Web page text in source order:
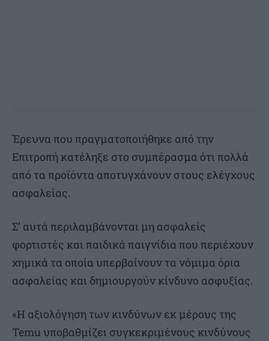
Έρευνα που πραγματοποιήθηκε από την
Επιτροπή κατέληξε στο συμπέρασμα ότι πολλά
από τα προϊόντα αποτυγχάνουν στους ελέγχους
ασφαλείας.
Σ’ αυτά περιλαμβάνονται μη ασφαλείς
φορτιστές και παιδικά παιγνίδια που περιέχουν
χημικά τα οποία υπερβαίνουν τα νόμιμα όρια
ασφαλείας και δημιουργούν κίνδυνο ασφυξίας.
«Η αξιολόγηση των κινδύνων εκ μέρους της
Temu υποβαθμίζει συγκεκριμένους κινδύνους